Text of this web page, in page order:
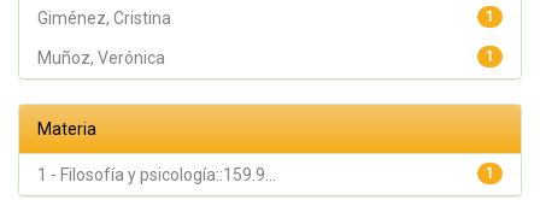
1
Giménez, Cristina
1
Muñoz, Verónica
Materia
1
1 - Filosofía y psicología::159.9...